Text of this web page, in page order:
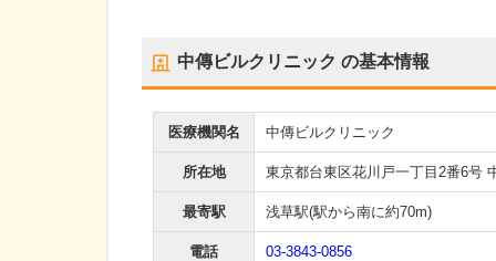
中傳ビルクリニック の基本情報
医療機関名 中傳ビルクリニック
所在地 東京都台東区花川戸一丁目2番6号
最寄駅 浅草駅(駅から南に約70m)
電話 03-3843-0856